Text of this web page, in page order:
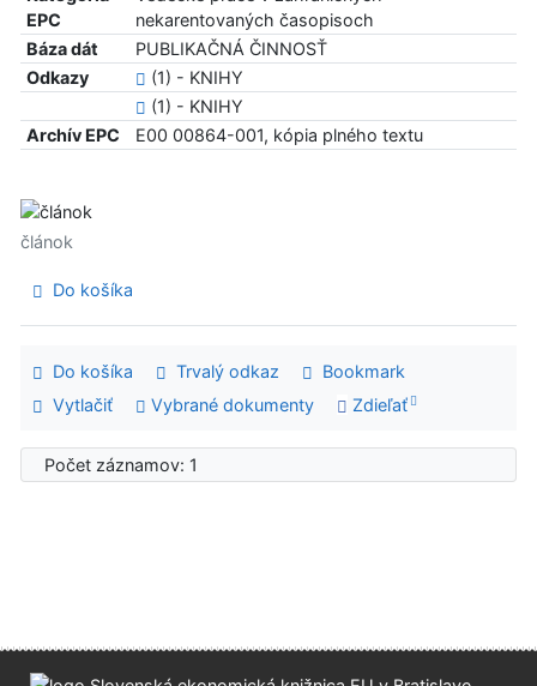
EPC
nekarentovaných časopisoch
Báza dát
PUBLIKAČNÁ ČINNOSŤ
Odkazy
(1) - KNIHY
(1) - KNIHY
Archív EPC
E00 00864-001, kópia plného textu
článok
Do košíka
Do košíka Trvalý odkaz
Bookmark
Vytlačiť
Vybrané dokumenty Zdieľať
Počet záznamov: 1